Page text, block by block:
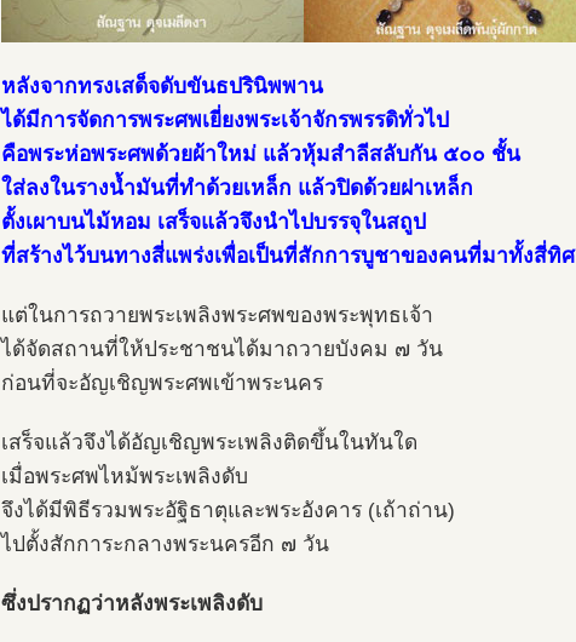
หลังจากทรงเสด็จดับขันธปรินิพพาน
ได้มีการจัดการพระศพเยี่ยงพระเจ้าจักรพรรดิทั่วไป
คือพระห่อพระศพด้วยผ้าใหม่ แล้วหุ้มสำลีสลับกัน ๕๐๐ ชั้น
ใส่ลงในรางน้ำมันที่ทำด้วยเหล็ก แล้วปิดด้วยฝาเหล็ก
ตั้งเผาบนไม้หอม เสร็จแล้วจึงนำไปบรรจุในสถูป
ที่สร้างไว้บนทางสี่แพร่งเพื่อเป็นที่สักการบูชาของคนที่มาทั้งสี่ทิศ
แต่ในการถวายพระเพลิงพระศพของพระพุทธเจ้า
ได้จัดสถานที่ให้ประชาชนได้มาถวายบังคม ๗ วัน
ก่อนที่จะอัญเชิญพระศพเข้าพระนคร
เสร็จแล้วจึงได้อัญเชิญพระเพลิงติดขึ้นในทันใด
เมื่อพระศพไหม้พระเพลิงดับ
จึงได้มีพิธีรวมพระอัฐิธาตุและพระอังคาร (เถ้าถ่าน)
ไปตั้งสักการะกลางพระนครอีก ๗ วัน
ซึ่งปรากฏว่าหลังพระเพลิงดับ